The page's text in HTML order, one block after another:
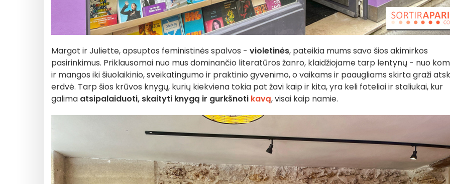
Margot ir Juliette, apsuptos feministinės spalvos - violetinės, pateikia mums savo šios akimirkos
pasirinkimus. Priklausomai nuo mus dominančio literatūros žanro, klaidžiojame tarp lentynų - nuo
ir mangos iki šiuolaikinio, sveikatingumo ir praktinio gyvenimo, o vaikams ir paaugliams skirta graži
erdvė. Tarp šios krūvos knygų, kurių kiekviena tokia pat žavi kaip ir kita, yra keli foteliai ir staliukai, kur
galima atsipalaiduoti, skaityti knygą ir gurkšnoti kavą, visai kaip namie.